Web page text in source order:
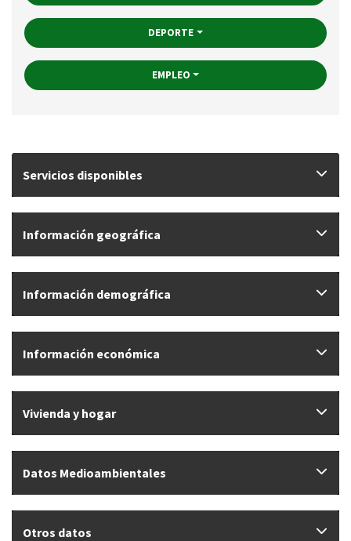
DEPORTE
EMPLEO
Servicios disponibles
Información geográfica
Información demográfica
Información económica
Vivienda y hogar
Datos Medioambientales
Otros datos